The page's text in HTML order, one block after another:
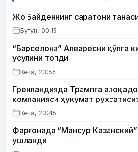
Жо Байденнинг саратони
Бугун, 00:15
“Барселона” Алваресни қўлга
усулини топди
Кеча, 23:55
Гренландияда Трампга
компанияси ҳукумат
Кеча, 23:45
Фарғонада “Мансур
ушланди